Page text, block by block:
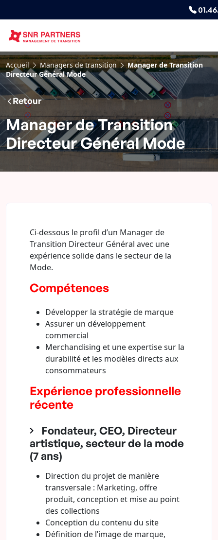
Accueil Managers de transition
Manager de Transition
Directeur Général Mode
Retour
Manager de Transition
Directeur Général Mode
Ci-dessous le profil d’un Manager de
Transition Directeur Général avec une
expérience solide dans le secteur de la
Mode.
Compétences
Développer la stratégie de marque
Assurer un développement
commercial
Merchandising et une expertise sur la
durabilité et les modèles directs aux
consommateurs
Expérience professionnelle
récente
Fondateur, CEO, Directeur
artistique, secteur de la mode
(7 ans)
Direction du projet de manière
transversale : Marketing, offre
produit, conception et mise au point
des collections
Conception du contenu du site
Définition de l’image de marque,